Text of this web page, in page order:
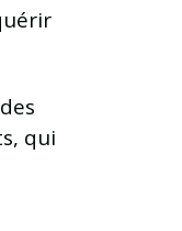
qui